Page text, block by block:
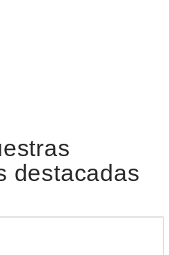
destacadas